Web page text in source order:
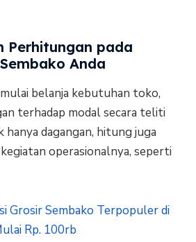
Perhitungan pada
Anda
belanja kebutuhan toko,
terhadap modal secara teliti
hanya dagangan, hitung juga
operasionalnya, seperti
Grosir Sembako Terpopuler di
Rp. 100rb